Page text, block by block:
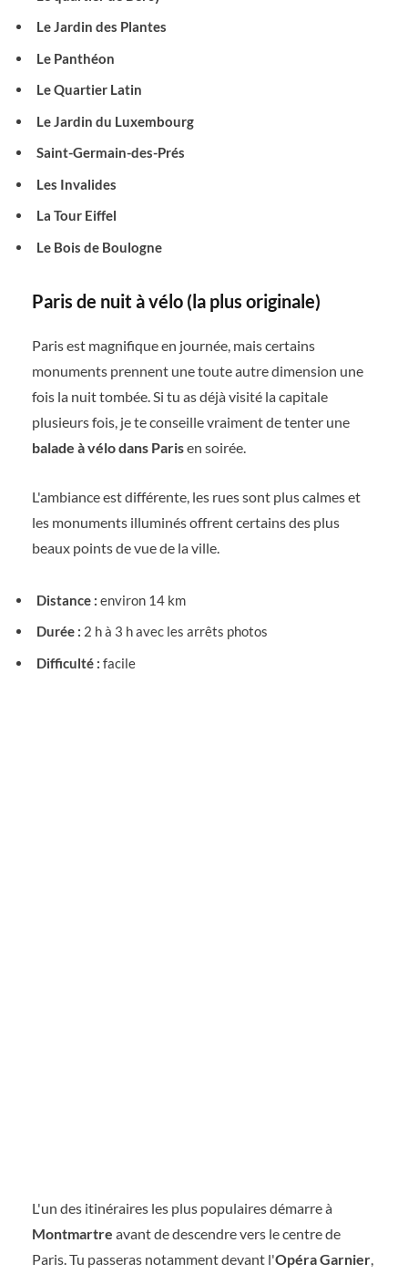
Le Jardin des Plantes
Le Panthéon
Le Quartier Latin
Le Jardin du Luxembourg
Saint-Germain-des-Prés
Les Invalides
La Tour Eiffel
Le Bois de Boulogne
Paris de nuit à vélo (la plus originale)
Paris est magnifique en journée, mais certains
monuments prennent une toute autre dimension une
fois la nuit tombée. Si tu as déjà visité la capitale
plusieurs fois, je te conseille vraiment de tenter une
balade à vélo dans Parisen soirée.
L'ambiance est différente, les rues sont plus calmes et
les monuments illuminés offrent certains des plus
beaux points de vue de la ville.
Distance : environ 14 km
Durée : 2 h à 3 h avec les arrêts photos
Difficulté : facile
L'un des itinéraires les plus populaires démarre à
Montmartre avant de descendre vers le centre de
Paris. Tu passeras notamment devant l'Opéra Garnier,